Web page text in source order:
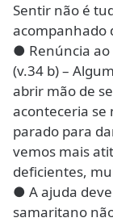
Sentir não é
acompanhado
● Renúncia ao
(v.34 b) –
abrir mão de
aconteceria se
parado para
vemos mais
deficientes,
● A ajuda
samaritano